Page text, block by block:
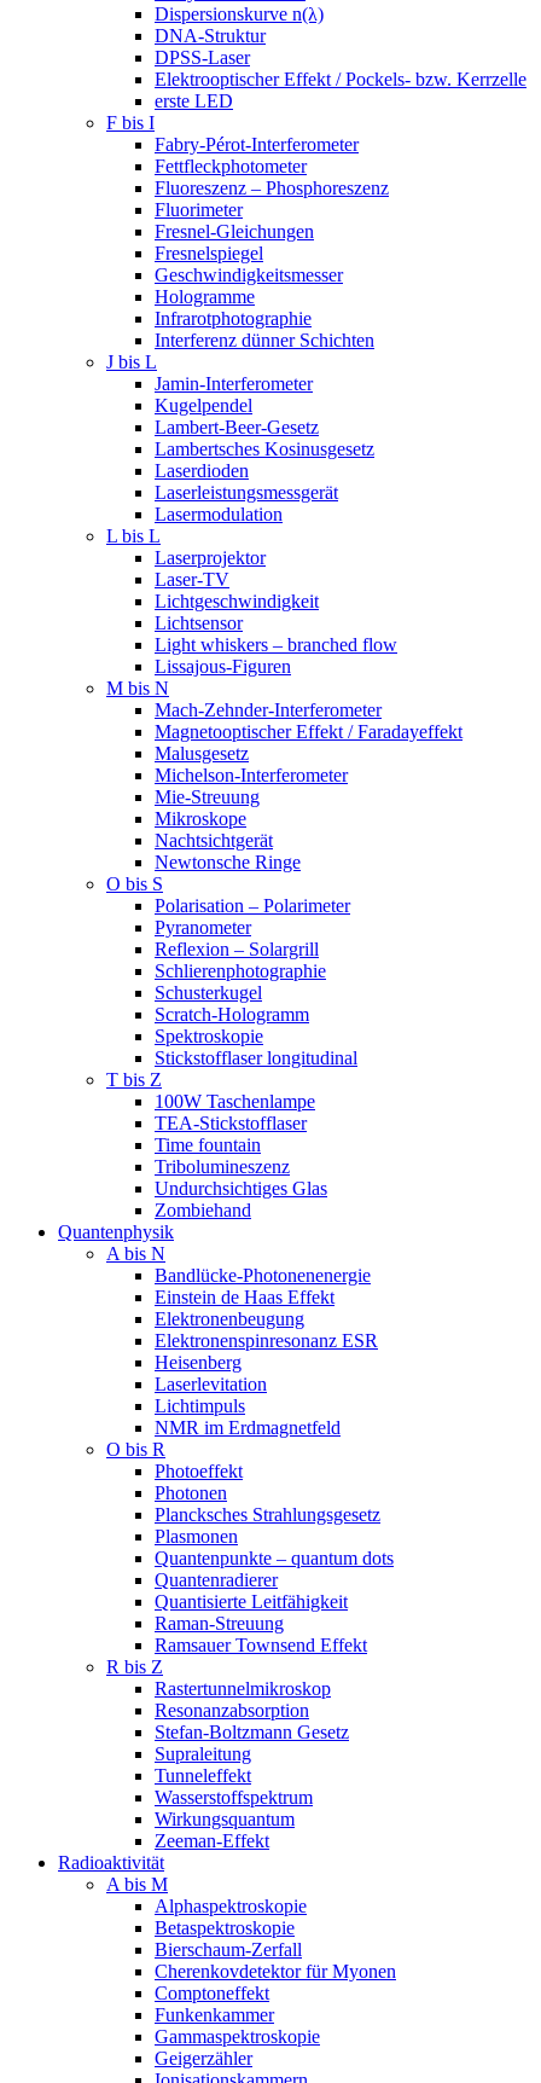
Dispersionskurve n(λ)
DNA-Struktur
DPSS-Laser
Elektrooptischer Effekt / Pockels- bzw. Kerrzelle
erste LED
F bis I
Fabry-Pérot-Interferometer
Fettfleckphotometer
Fluoreszenz – Phosphoreszenz
Fluorimeter
Fresnel-Gleichungen
Fresnelspiegel
Geschwindigkeitsmesser
Hologramme
Infrarotphotographie
Interferenz dünner Schichten
J bis L
Jamin-Interferometer
Kugelpendel
Lambert-Beer-Gesetz
Lambertsches Kosinusgesetz
Laserdioden
Laserleistungsmessgerät
Lasermodulation
L bis L
Laserprojektor
Laser-TV
Lichtgeschwindigkeit
Lichtsensor
Light whiskers – branched flow
Lissajous-Figuren
M bis N
Mach-Zehnder-Interferometer
Magnetooptischer Effekt / Faradayeffekt
Malusgesetz
Michelson-Interferometer
Mie-Streuung
Mikroskope
Nachtsichtgerät
Newtonsche Ringe
O bis S
Polarisation – Polarimeter
Pyranometer
Reflexion – Solargrill
Schlierenphotographie
Schusterkugel
Scratch-Hologramm
Spektroskopie
Stickstofflaser longitudinal
T bis Z
100W Taschenlampe
TEA-Stickstofflaser
Time fountain
Tribolumineszenz
Undurchsichtiges Glas
Zombiehand
Quantenphysik
A bis N
Bandlücke-Photonenenergie
Einstein de Haas Effekt
Elektronenbeugung
Elektronenspinresonanz ESR
Heisenberg
Laserlevitation
Lichtimpuls
NMR im Erdmagnetfeld
O bis R
Photoeffekt
Photonen
Plancksches Strahlungsgesetz
Plasmonen
Quantenpunkte – quantum dots
Quantenradierer
Quantisierte Leitfähigkeit
Raman-Streuung
Ramsauer Townsend Effekt
R bis Z
Rastertunnelmikroskop
Resonanzabsorption
Stefan-Boltzmann Gesetz
Supraleitung
Tunneleffekt
Wasserstoffspektrum
Wirkungsquantum
Zeeman-Effekt
Radioaktivität
A bis M
Alphaspektroskopie
Betaspektroskopie
Bierschaum-Zerfall
Cherenkovdetektor für Myonen
Comptoneffekt
Funkenkammer
Gammaspektroskopie
Geigerzähler